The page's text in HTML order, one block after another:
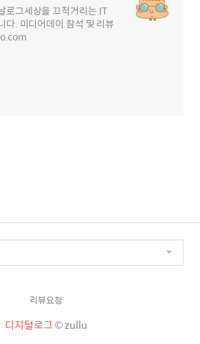
로그세상을 끄적거리는 IT
다. 미디어데이 참석 및 리뷰
리뷰요청
디지털로그© zullu